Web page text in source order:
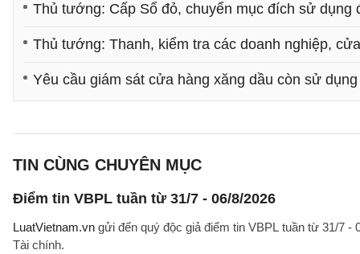
Thủ tướng: Cấp Sổ đỏ, chuyển mục đích sử dụng
Thủ tướng: Thanh, kiểm tra các doanh nghiệp,
Yêu cầu giám sát cửa hàng xăng dầu còn sử
TIN CÙNG CHUYÊN MỤC
Điểm tin VBPL tuần từ 31/7 - 06/8/2026
LuatVietnam.vn gửi đến quý độc giả điểm tin VBPL tuần từ 31/7 -
Tài chính.